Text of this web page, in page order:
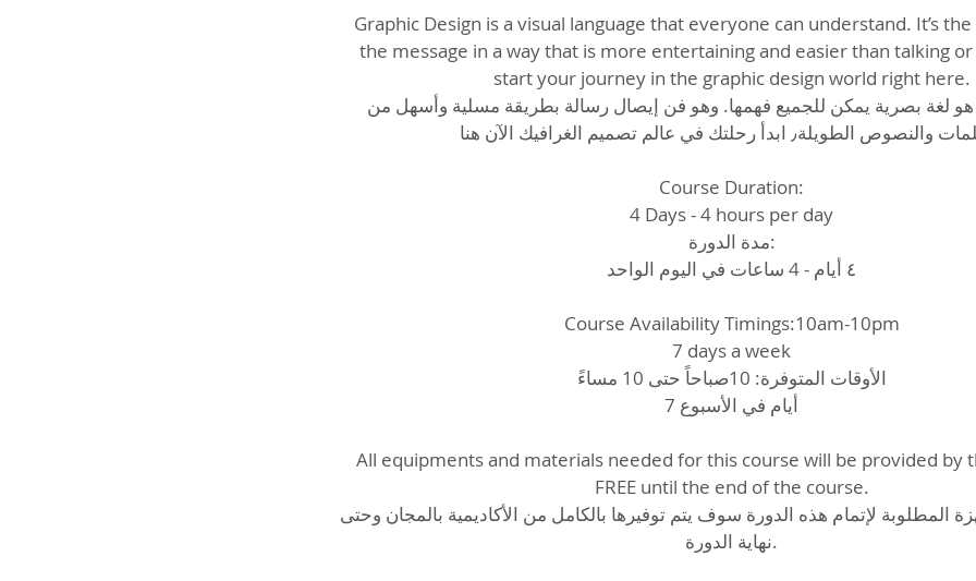
Graphic Design is a visual language that everyone can understand. It’s
the message in a way that is more entertaining and easier than talking
start your journey in the graphic design world right here.
هو لغة بصرية يمكن للجميع فهمها. وهو فن إيصال رسالة بطريقة مسلية وأسهل من
الكلمات والنصوص الطويلة٫ ابدأ رحلتك في عالم تصميم الغرافيك الآن هنا.
Course Duration:
4 Days - 4 hours per day
مدة الدورة:
٤ أيام - 4 ساعات في اليوم الواحد
Course Availability Timings:10am-10pm
7 days a week
الأوقات المتوفرة: 10صباحاً حتى 10 مساءً
7 أيام في الأسبوع
All equipments and materials needed for this course will be provided by
FREE until the end of the course.
المطلوبة لإتمام هذه الدورة سوف يتم توفيرها بالكامل من الأكاديمية بالمجان وحتى
نهاية الدورة.